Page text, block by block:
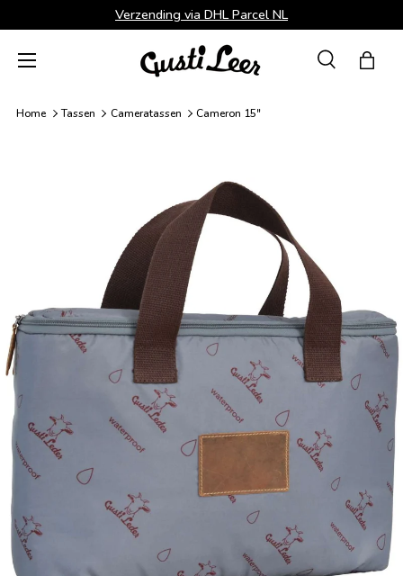
Ga naar inhoud
Verzending via DHL Parcel NL
ZoekenTas
Menu
Home Tassen Cameratassen Cameron 15"